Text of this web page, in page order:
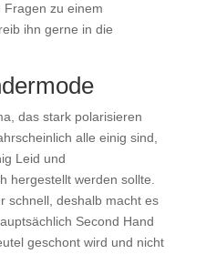
zu einem
ihn gerne in die
das stark polarisieren
alle einig sind,
Leid und
hergestellt werden sollte.
schnell, deshalb macht es
Second Hand
geschont wird und nicht